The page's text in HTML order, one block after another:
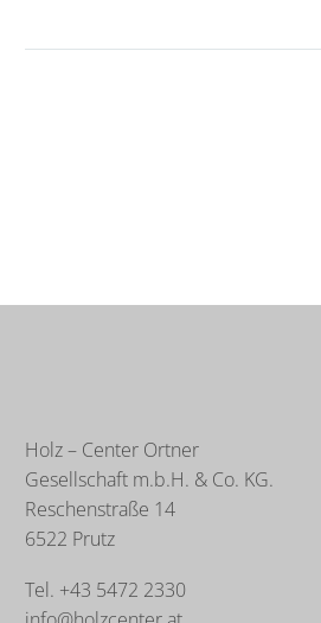
Holz – Center Ortner
Gesellschaft m.b.H. & Co. KG.
Reschenstraße 14
6522 Prutz
Tel. +43 5472 2330